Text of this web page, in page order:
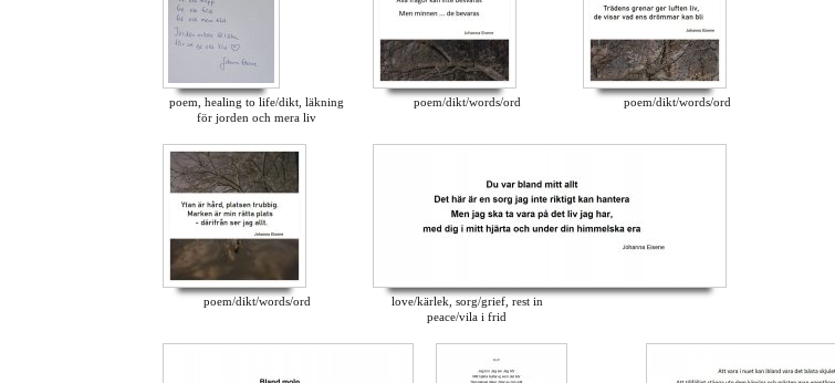
poem, healing to life/dikt, läkning
för jorden och mera liv
poem/dikt/words/ord poem/dikt/words/ord
poem/dikt/words/ord
love/kärlek, sorg/grief, rest in
peace/vila i frid